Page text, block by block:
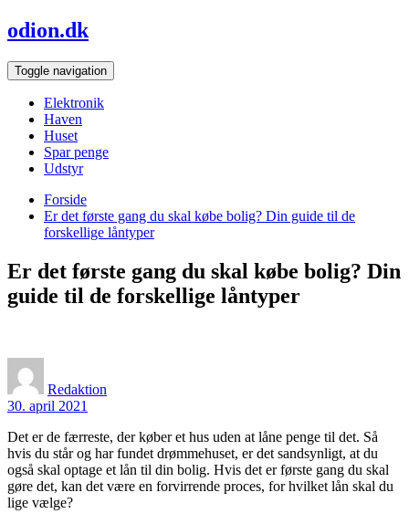
Skip
to
content
odion.dk
Toggle navigation
Elektronik
Haven
Huset
Spar penge
Udstyr
Forside
Er det første gang du skal købe bolig? Din guide til de
forskellige låntyper
Er det første gang du skal købe bolig? Din
guide til de forskellige låntyper
Redaktion
30. april 2021
Det er de færreste, der køber et hus uden at låne penge til det. Så
hvis du står og har fundet drømmehuset, er det sandsynligt, at du
også skal optage et lån til din bolig. Hvis det er første gang du skal
gøre det, kan det være en forvirrende proces, for hvilket lån skal du
lige vælge?